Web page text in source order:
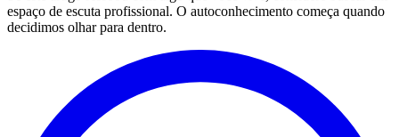
espaço de escuta profissional. O autoconhecimento começa quando
decidimos olhar para dentro.